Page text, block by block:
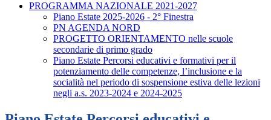
PROGRAMMA NAZIONALE 2021-2027
Piano Estate 2025-2026 - 2° Finestra
PN AGENDA NORD
PROGETTO ORIENTAMENTO nelle scuole
secondarie di primo grado
Piano Estate Percorsi educativi e formativi per il
potenziamento delle competenze, l’inclusione e la
socialità nel periodo di sospensione estiva delle lezioni
negli a.s. 2023-2024 e 2024-2025